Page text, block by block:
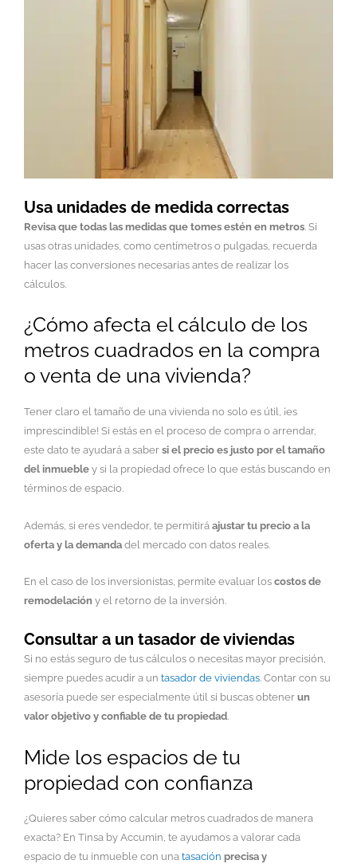
Usa unidades de medida correctas
Revisa que todas las medidas que tomes estén en metros . Si
usas otras unidades, como centímetros o pulgadas, recuerda
hacer las conversiones necesarias antes de realizar los
cálculos.
¿Cómo afecta el cálculo de los
metros cuadrados en la compra
o venta de una vivienda?
Tener claro el tamaño de una vivienda no solo es útil, ¡es
imprescindible! Si estás en el proceso de compra o arrendar,
este dato te ayudará a saber si el precio es justo por el tamaño
del inmueble y si la propiedad ofrece lo que estás buscando en
términos de espacio.
Además, si eres vendedor, te permitirá ajustar tu precio a la
oferta y la demanda del mercado con datos reales.
En el caso de los inversionistas, permite evaluar los costos de
remodelación y el retorno de la inversión.
Consultar a un tasador de viviendas
Si no estás seguro de tus cálculos o necesitas mayor precisión,
siempre puedes acudir a un tasador de viviendas. Contar con su
asesoría puede ser especialmente útil si buscas obtener un
valor objetivo y confiable de tu propiedad.
Mide los espacios de tu
propiedad con confianza
¿Quieres saber cómo calcular metros cuadrados de manera
exacta? En Tinsa by Accumin, te ayudamos a valorar cada
espacio de tu inmueble con una tasación precisa y